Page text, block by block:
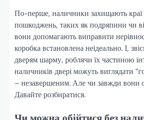
По-перше, наличники захищають краї
пошкоджень, таких як подряпини чи
вони допомагають виправити
коробка встановлена неідеально. І,
дверям шарму, роблячи їх частиною
наличників двері можуть виглядати
– незавершеним. Але чи завжди вони
Давайте розбиратися.